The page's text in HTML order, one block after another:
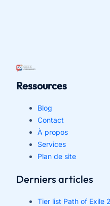
Ressources
Blog
Contact
À propos
Services
Plan de site
Derniers articles
Tier list Path of Exile